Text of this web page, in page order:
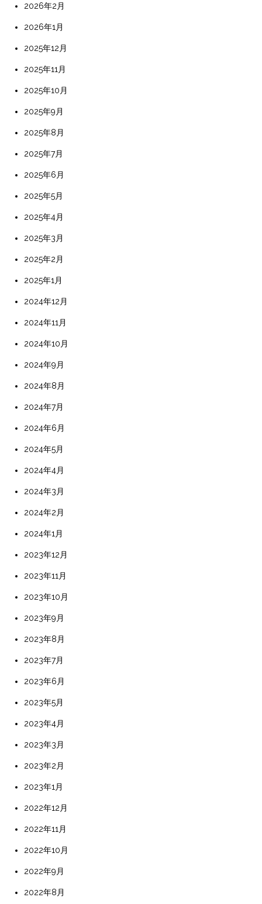
2026年2月
2026年1月
2025年12月
2025年11月
2025年10月
2025年9月
2025年8月
2025年7月
2025年6月
2025年5月
2025年4月
2025年3月
2025年2月
2025年1月
2024年12月
2024年11月
2024年10月
2024年9月
2024年8月
2024年7月
2024年6月
2024年5月
2024年4月
2024年3月
2024年2月
2024年1月
2023年12月
2023年11月
2023年10月
2023年9月
2023年8月
2023年7月
2023年6月
2023年5月
2023年4月
2023年3月
2023年2月
2023年1月
2022年12月
2022年11月
2022年10月
2022年9月
2022年8月